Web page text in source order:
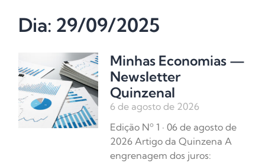
Dia: 29/09/2025
Minhas Economias —
Newsletter
Quinzenal
6 de agosto de 2026
Edição Nº 1 · 06 de agosto de
2026 Artigo da Quinzena A
engrenagem dos juros: